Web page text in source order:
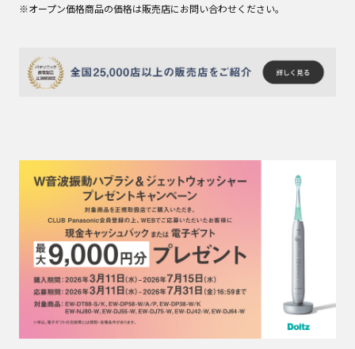
※オープン価格商品の価格は販売店にお問い合わせください。